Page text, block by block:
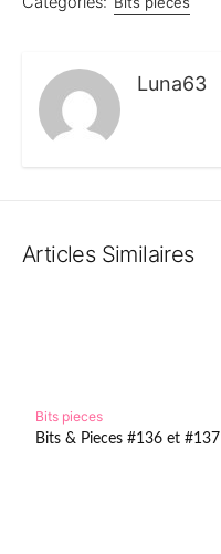
Luna63
Articles Similaires
Bits pieces
Bits & Pieces #136 et #137